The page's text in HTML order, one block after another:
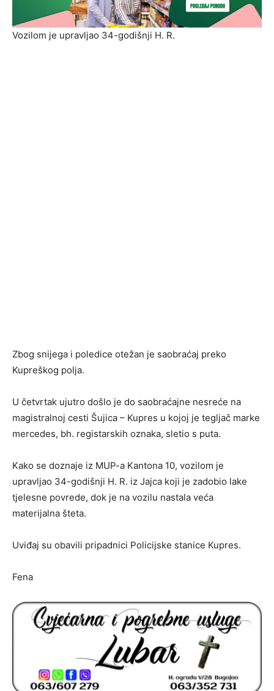
Vozilom je upravljao 34-godišnji H. R.
Zbog snijega i poledice otežan je saobraćaj preko
Kupreškog polja.
U četvrtak ujutro došlo je do saobraćajne nesreće na
magistralnoj cesti Šujica – Kupres u kojoj je tegljač marke
mercedes, bh. registarskih oznaka, sletio s puta.
Kako se doznaje iz MUP-a Kantona 10, vozilom je
upravljao 34-godišnji H. R. iz Jajca koji je zadobio lake
tjelesne povrede, dok je na vozilu nastala veća
materijalna šteta.
Uviđaj su obavili pripadnici Policijske stanice Kupres.
Fena